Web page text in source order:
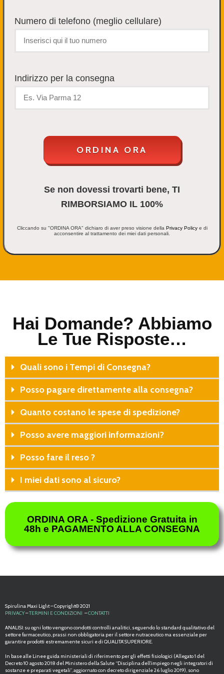
Numero di telefono (meglio cellulare)
Indirizzo per la consegna
Se non dovessi trovarti bene, TI
RIMBORSIAMO IL 100%
Cliccando su "ORDINA ORA" dichiaro di aver preso visione della Privacy Policye di
acconsentire al trattamento dei miei dati personali.
Hai Domande? Abbiamo
Le Tue Risposte…
Quali sono i Tempi di Consegna?
Posso pagare direttamente alla consegna?
Quanto costano le spese di spedizione?
Posso avere maggiori informazioni?
Posso fare il reso ?
I miei dati sono al sicuro?
ORDINA ORA - Spedizione Gratuita in
48h e PAGAMENTO ALLA CONSEGNA
Spirulina Maxi Light – Copyright© 2021
PRIVACY–TERMINI E CONDIZIONI –CONTATTI
ANALISI: su ogni lotto vengono condotti controlli analitici, seguendo lo standard qualitativo del
settore farmaceutico, prassi non obbligatoria per il settore nutraceutico ma essenziale per
garantire prodotti estremamente sicuri e di QUALITA’ SUPERIORE.
In base alle Linee guida ministeriali di riferimento per gli effetti fisiologici (Allegato 1 del
Decreto 10 agosto 2018 del Ministero della Salute “Disciplina dell’impiego negli integratori di
sostanze e preparati vegetali”, aggiornato con decreto dirigenziale 26 luglio 2019), sono